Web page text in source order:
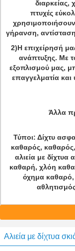
διαρκείας,
πτυχές
γήρανση,
2)Η επιχείρησή
ανάπτυξης. Με
εξοπλισμού μας,
επαγγελματία και
Άλλα
Τύποι: Δίχτυ
καθαρός,
αλιεία με
καθαρή, χλόη
όχημα καθαρό,
Αλιεία με δίχτυα